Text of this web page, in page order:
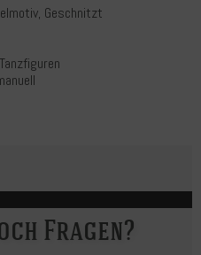
Geschnitzt
Fragen?